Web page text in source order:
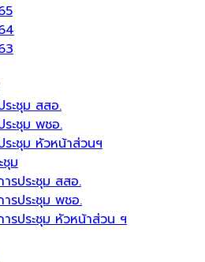
ระชุม สสอ.
ระชุม พชอ.
ระชุม หัวหน้าส่วนฯ
ชุม
รประชุม สสอ.
รประชุม พชอ.
รประชุม หัวหน้าส่วน ฯ